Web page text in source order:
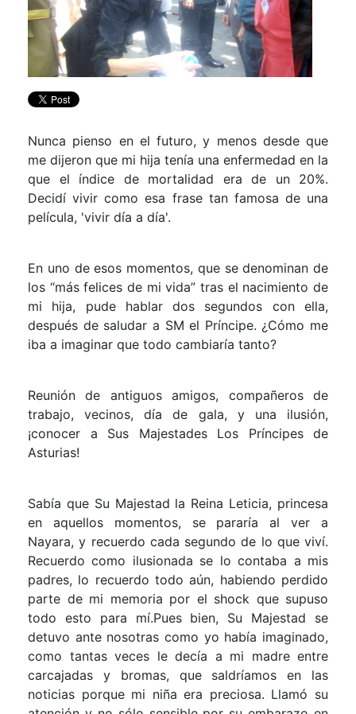
Nunca pienso en el futuro, y menos desde que
me dijeron que mi hija tenía una enfermedad en la
que el índice de mortalidad era de un 20%.
Decidí vivir como esa frase tan famosa de una
película, 'vivir día a día'.
En uno de esos momentos, que se denominan de
los “más felices de mi vida” tras el nacimiento de
mi hija, pude hablar dos segundos con ella,
después de saludar a SM el Príncipe. ¿Cómo me
iba a imaginar que todo cambiaría tanto?
Reunión de antiguos amigos, compañeros de
trabajo, vecinos, día de gala, y una ilusión,
¡conocer a Sus Majestades Los Príncipes de
Asturias!
Sabía que Su Majestad la Reina Leticia, princesa
en aquellos momentos, se pararía al ver a
Nayara, y recuerdo cada segundo de lo que viví.
Recuerdo como ilusionada se lo contaba a mis
padres, lo recuerdo todo aún, habiendo perdido
parte de mi memoria por el shock que supuso
todo esto para mí.Pues bien, Su Majestad se
detuvo ante nosotras como yo había imaginado,
como tantas veces le decía a mi madre entre
carcajadas y bromas, que saldríamos en las
noticias porque mi niña era preciosa. Llamó su